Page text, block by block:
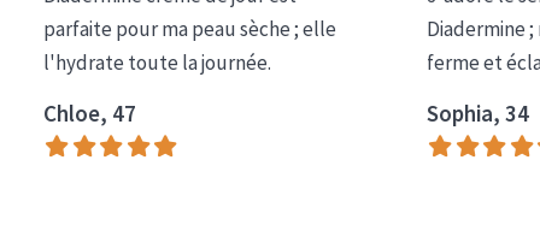
COLLECTION
Essentials
Lift+
Expert
parfaite pour ma peau sèche ; elle
l'hydrate toute la journée.
Chloe, 47
Diadermine
ferme et
Sophia, 34